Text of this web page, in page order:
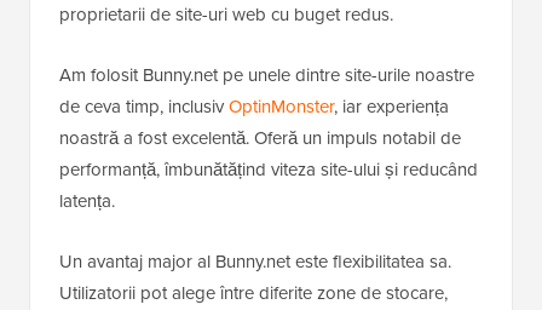
proprietarii de site-uri web cu buget redus.
Am folosit Bunny.net pe unele dintre site-urile noastre
de ceva timp, inclusivOptinMonster, iar experiența
noastră a fost excelentă. Oferă un impuls notabil de
performanță, îmbunătățind viteza site-ului și reducând
latența.
Un avantaj major al Bunny.net este flexibilitatea sa.
Utilizatorii pot alege între diferite zone de stocare,